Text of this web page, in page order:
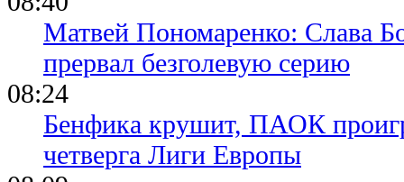
Матвей Пономаренко: Слава
прервал безголевую серию
08:24
Бенфика крушит, ПАОК
четверга Лиги Европы